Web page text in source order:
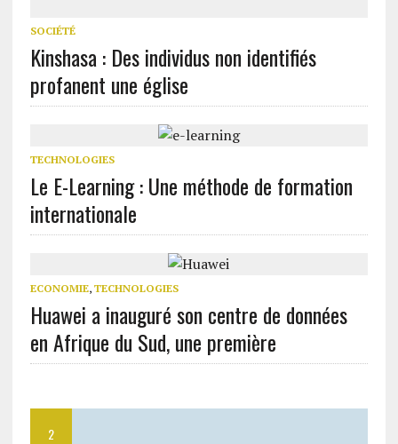
SOCIÉTÉ
Kinshasa : Des individus non identifiés
profanent une église
TECHNOLOGIES
Le E-Learning : Une méthode de formation
internationale
ECONOMIE, TECHNOLOGIES
Huawei a inauguré son centre de données
en Afrique du Sud, une première
2